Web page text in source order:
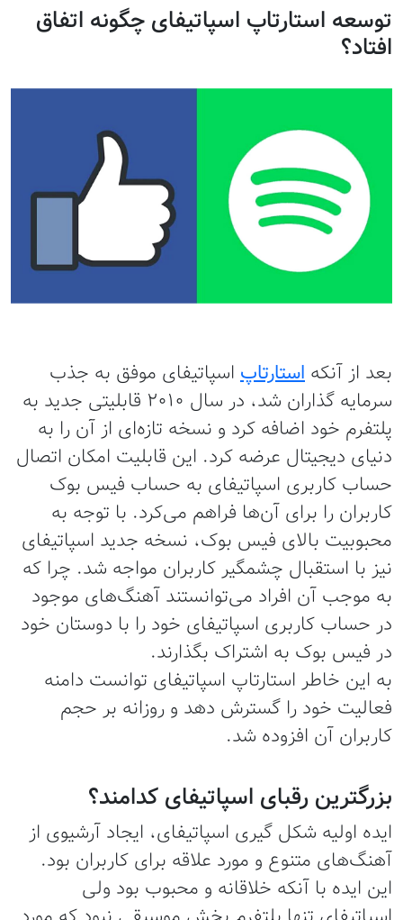
توسعه استارتاپ اسپاتیفای چگونه اتفاق
افتاد؟
بعد از آنکهاستارتاپاسپاتیفای موفق به جذب
سرمایه گذاران شد، در سال ۲۰۱۰ قابلیتی جدید به
پلتفرم خود اضافه کرد و نسخه تازه‌ای از آن را به
دنیای دیجیتال عرضه کرد. این قابلیت امکان اتصال
حساب کاربری اسپاتیفای به حساب فیس بوک
کاربران را برای آن‌ها فراهم می‌کرد. با توجه به
محبوبیت بالای فیس بوک، نسخه جدید اسپاتیفای
نیز با استقبال چشمگیر کاربران مواجه شد. چرا که
به موجب آن افراد می‌توانستند آهنگ‌های موجود
در حساب کاربری اسپاتیفای خود را با دوستان خود
در فیس بوک به اشتراک بگذارند.
به این خاطر استارتاپ اسپاتیفای توانست دامنه
فعالیت خود را گسترش دهد و روزانه بر حجم
کاربران آن افزوده شد.
بزرگترین رقبای اسپاتیفای کدامند؟
ایده اولیه شکل گیری اسپاتیفای، ایجاد آرشیوی از
آهنگ‌های متنوع و مورد علاقه برای کاربران بود.
این ایده با آنکه خلاقانه و محبوب بود ولی